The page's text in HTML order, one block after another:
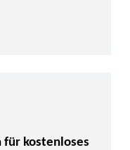
für kostenloses